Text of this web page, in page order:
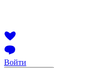
Войти